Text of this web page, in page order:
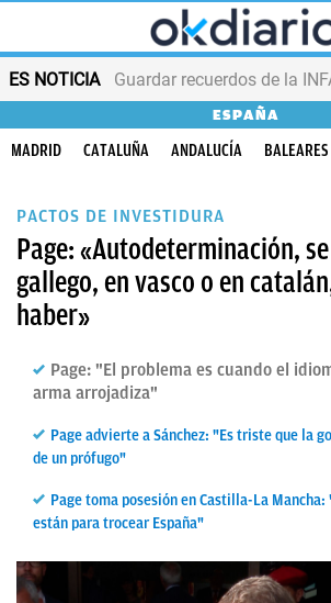
ES NOTICIA Guardar recuerdos de la
ESPAÑA
MADRID CATALUÑA ANDALUCÍA BALEARES
PACTOS DE INVESTIDURA
Page: «Autodeterminación,
gallego, en vasco o en
haber»
Page: "El problema es cuando el
arma arrojadiza"
Page advierte a Sánchez: "Es triste que la
de un prófugo"
Page toma posesión en Castilla-La
están para trocear España"